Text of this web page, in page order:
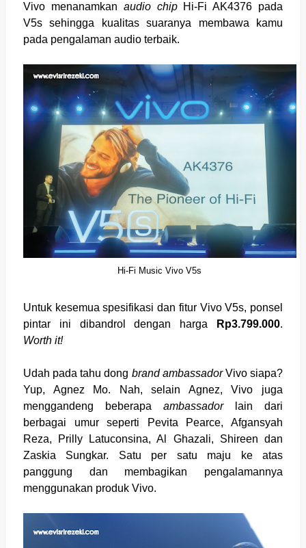
Vivo menanamkan audio chipHi-Fi AK4376 pada
V5s sehingga kualitas suaranya membawa kamu
pada pengalaman audio terbaik.
Hi-Fi Music Vivo V5s
Untuk kesemua spesifikasi dan fitur Vivo V5s, ponsel
pintar ini dibandrol dengan harga
Rp3.799.000.
Worth it!
Udah pada tahu dong brand ambassadorVivo siapa?
Yup, Agnez Mo. Nah, selain Agnez, Vivo juga
menggandeng beberapa ambassador
lain dari
berbagai umur seperti Pevita Pearce, Afgansyah
Reza, Prilly Latuconsina, Al Ghazali, Shireen dan
Zaskia Sungkar. Satu per satu maju ke atas
panggung dan membagikan pengalamannya
menggunakan produk Vivo.